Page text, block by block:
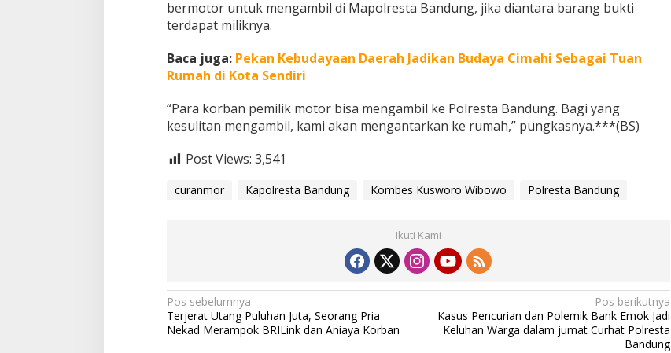
bermotor untuk mengambil di Mapolresta Bandung, jika diantara barang bukti
terdapat miliknya.
Baca juga: Pekan Kebudayaan Daerah Jadikan Budaya Cimahi Sebagai Tuan
Rumah di Kota Sendiri
“Para korban pemilik motor bisa mengambil ke Polresta Bandung. Bagi yang
kesulitan mengambil, kami akan mengantarkan ke rumah,” pungkasnya.***(BS)
Post Views: 3,541
curanmor Kapolresta Bandung Kombes Kusworo Wibowo Polresta Bandung
Ikuti Kami
N
a
Pos sebelumnya
Terjerat Utang Puluhan Juta, Seorang Pria
Nekad Merampok BRILink dan Aniaya Korban
Pos berikutnya
Kasus Pencurian dan Polemik Bank Emok Jadi
Keluhan Warga dalam jumat Curhat Polresta
Bandung